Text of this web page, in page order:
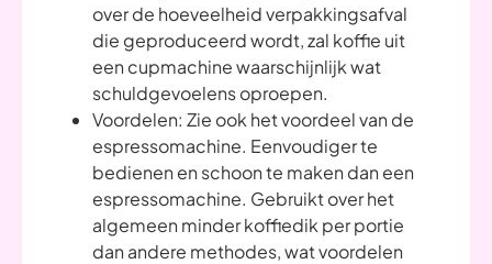
over de hoeveelheid verpakkingsafval
die geproduceerd wordt, zal koffie uit
een cupmachine waarschijnlijk wat
schuldgevoelens oproepen.
Voordelen: Zie ook het voordeel van de
espressomachine. Eenvoudiger te
bedienen en schoon te maken dan een
espressomachine. Gebruikt over het
algemeen minder koffiedik per portie
dan andere methodes, wat voordelen